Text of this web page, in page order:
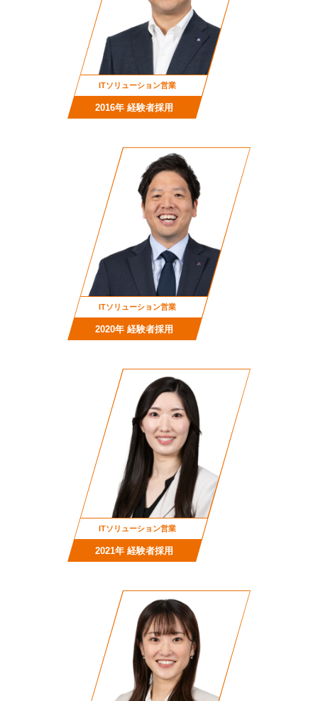
ITソリューション営業
2016年 経験者採用
ITソリューション営業
2020年 経験者採用
ITソリューション営業
2021年 経験者採用